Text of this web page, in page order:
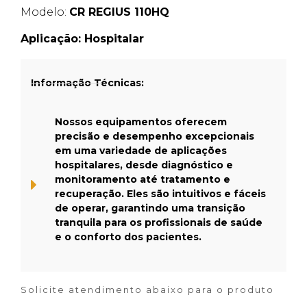
Modelo: CR REGIUS 110HQ
Aplicação: Hospitalar
Informação Técnicas:
Nossos equipamentos oferecem
precisão e desempenho excepcionais
em uma variedade de aplicações
hospitalares, desde diagnóstico e
monitoramento até tratamento e
recuperação. Eles são intuitivos e fáceis
de operar, garantindo uma transição
tranquila para os profissionais de saúde
e o conforto dos pacientes.
Solicite atendimento abaixo para o produto